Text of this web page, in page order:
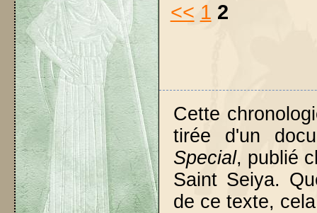
<< 1 2
Cette
tirée d'un
Special, publié
Saint Seiya.
de ce texte,